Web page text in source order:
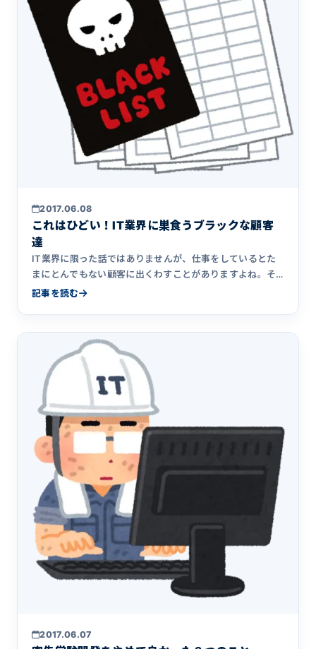
2017.06.08
これはひどい！IT業界に巣食うブラックな顧客
達
IT業界に限った話ではありませんが、仕事をしているとた
まにとんでもない顧客に出くわすことがありますよね。そ
んな顧客の対応&hellip;
記事を読む
2017.06.07